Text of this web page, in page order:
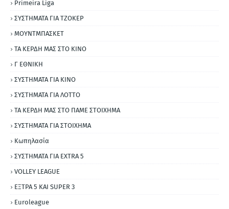
Primeira Liga
ΣΥΣΤΗΜΑΤΑ ΓΙΑ ΤΖΟΚΕΡ
ΜΟΥΝΤΜΠΑΣΚΕΤ
ΤΑ ΚΕΡΔΗ ΜΑΣ ΣΤΟ ΚΙΝΟ
Γ ΕΘΝΙΚΗ
ΣΥΣΤΗΜΑΤΑ ΓΙΑ ΚΙΝΟ
ΣΥΣΤΗΜΑΤΑ ΓΙΑ ΛΟΤΤΟ
ΤΑ ΚΕΡΔΗ ΜΑΣ ΣΤΟ ΠΑΜΕ ΣΤΟΙΧΗΜΑ
ΣΥΣΤΗΜΑΤΑ ΓΙΑ ΣΤΟΙΧΗΜΑ
Κωπηλασία
ΣΥΣΤΗΜΑΤΑ ΓΙΑ ΕΧΤRΑ 5
VOLLEY LEAGUE
ΕΞΤΡΑ 5 ΚΑΙ SUPER 3
Εuroleague